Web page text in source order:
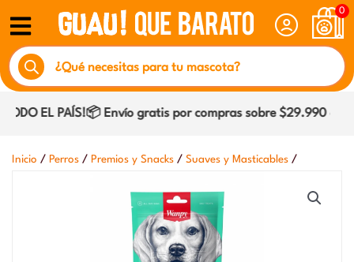
contenido
0
Búsqueda
de
productos
EL PAÍS!📦 Envío gratis por compras sobre $29.990
Inicio / Perros / Premios y Snacks / Suaves y Masticables /